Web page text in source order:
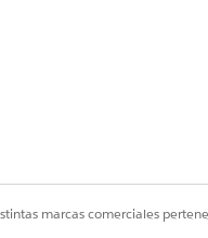
marcas comerciales